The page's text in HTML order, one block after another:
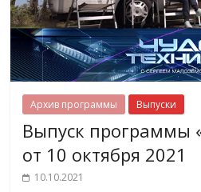
Архив программы Выпуски
Выпуск программы
от 10 октября 2021
10.10.2021